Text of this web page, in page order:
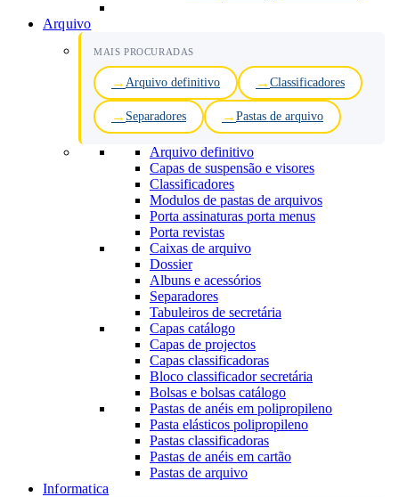
Arquivo
MAIS PROCURADAS
Arquivo definitivo Classificadores
Separadores Pastas de arquivo
Arquivo definitivo
Capas de suspensão e visores
Classificadores
Modulos de pastas de arquivos
Porta assinaturas porta menus
Porta revistas
Caixas de arquivo
Dossier
Albuns e acessórios
Separadores
Tabuleiros de secretária
Capas catálogo
Capas de projectos
Capas classificadoras
Bloco classificador secretária
Bolsas e bolsas catálogo
Pastas de anéis em polipropileno
Pasta elásticos polipropileno
Pastas classificadoras
Pastas de anéis em cartão
Pastas de arquivo
Informatica